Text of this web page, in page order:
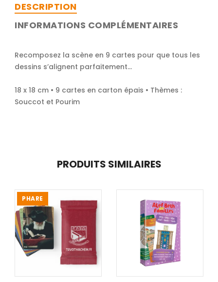
DESCRIPTION
INFORMATIONS COMPLÉMENTAIRES
Recomposez la scène en 9 cartes pour que tous les
dessins s’alignent parfaitement…
18 x 18 cm • 9 cartes en carton épais • Thèmes :
Souccot et Pourim
PRODUITS SIMILAIRES
PHARE